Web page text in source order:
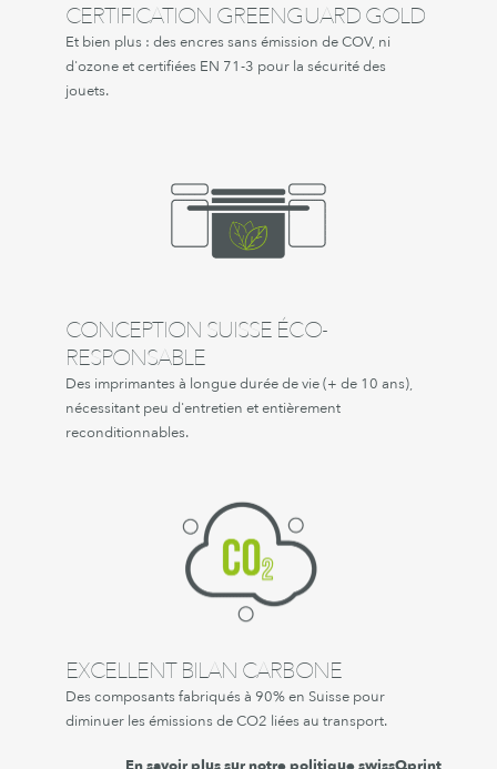
CERTIFICATION GREENGUARD GOLD
Et bien plus : des encres sans émission de COV, ni
d'ozone et certifiées EN 71-3 pour la sécurité des
jouets.
CONCEPTION SUISSE ÉCO-
RESPONSABLE
Des imprimantes à longue durée de vie (+ de 10 ans),
nécessitant peu d'entretien et entièrement
reconditionnables.
EXCELLENT BILAN CARBONE
Des composants fabriqués à 90% en Suisse pour
diminuer les émissions de CO2 liées au transport.